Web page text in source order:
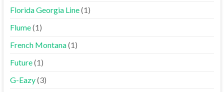
Florida Georgia Line(1)
Flume(1)
French Montana(1)
Future(1)
G-Eazy(3)